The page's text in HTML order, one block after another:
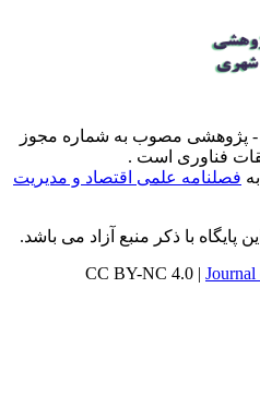
پژوهشی مصوب به شماره مجوز
فصلنامه علمی اقتصاد و مدیریت
با ذکر منبع آزاد می باشد.